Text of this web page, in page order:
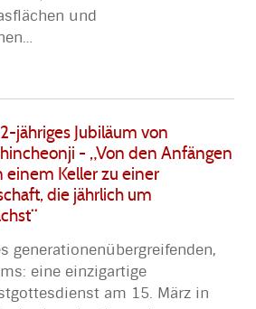
und
…
jähriges Jubiläum von
- „Von den Anfängen
einem Keller zu einer
die jährlich um
generationenübergreifenden,
eine einzigartige
am 15. März in